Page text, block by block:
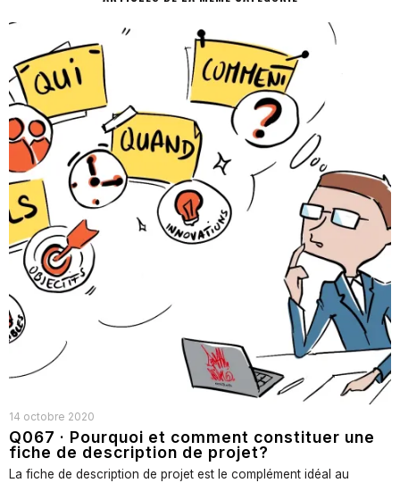
14 octobre 2020
Q067 · Pourquoi et comment constituer une
fiche de description de projet?
La fiche de description de projet est le complément idéal au